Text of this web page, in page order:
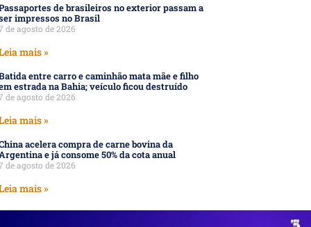
de brasileiros no exterior passam a
impressos no Brasil
de agosto de 2026
mais »
entre carro e caminhão mata mãe e filho
estrada na Bahia; veículo ficou destruído
de agosto de 2026
mais »
acelera compra de carne bovina da
e já consome 50% da cota anual
de agosto de 2026
mais »